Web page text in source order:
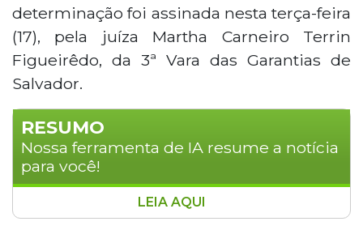
determinação foi assinada nesta terça-feira
(17), pela juíza Martha Carneiro Terrin
Figueirêdo, da 3ª Vara das Garantias de
Salvador.
RESUMO
Nossa ferramenta de IA resume a notícia
para você!
Influenciador digital Diogo Santos de
LEIA AQUI